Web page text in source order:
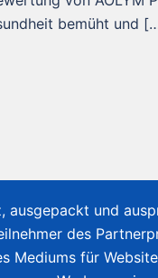
bemüht und
ausgepackt und
des
Mediums für